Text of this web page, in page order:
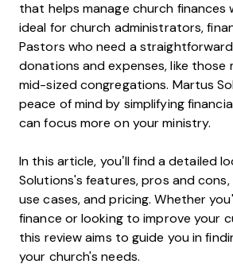
that helps manage church finances
ideal for church administrators,
Pastors who need a
donations and expenses, like those
mid-sized congregations. Martus
peace of mind by simplifying
can focus more on your ministry.
In this article, you’ll find a detailed
Solutions's features, pros and
use cases, and pricing. Whether
finance or looking to improve your
this review aims to guide you in
your church's needs.